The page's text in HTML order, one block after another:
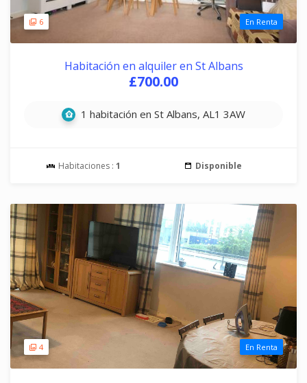
6 En Renta
Habitación en alquiler en St Albans
£700.00
1 habitación en St Albans, AL1 3AW
Habitaciones : 1 Disponible
4 En Renta